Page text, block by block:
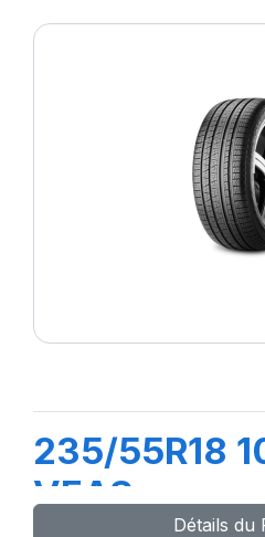
235/55R18
VEAS
Détails du